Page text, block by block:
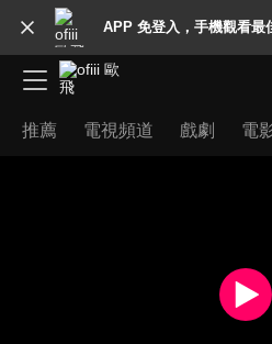
APP 免登入，手機觀看最
推薦 電視頻道 戲劇 電